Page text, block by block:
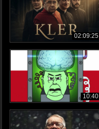
02:09:25
10:40